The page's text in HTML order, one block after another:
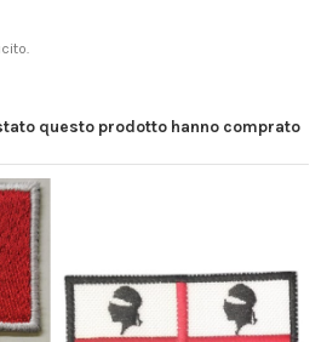
questo prodotto hanno comprato